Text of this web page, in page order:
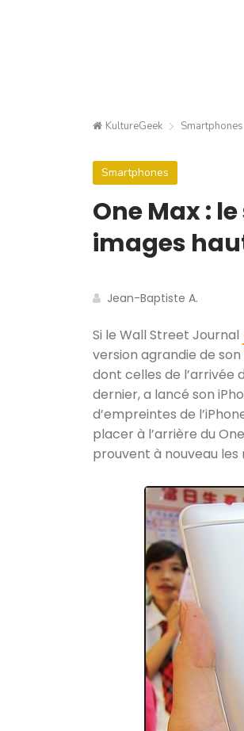
KultureGeek Smartphones
Smartphones
One Max :
images
Jean-Baptiste A.
Si le Wall Street Journal
version agrandie de
dont celles de l’arrivée
dernier, a lancé son
d’empreintes de
placer à l’arrière du
prouvent à nouveau les